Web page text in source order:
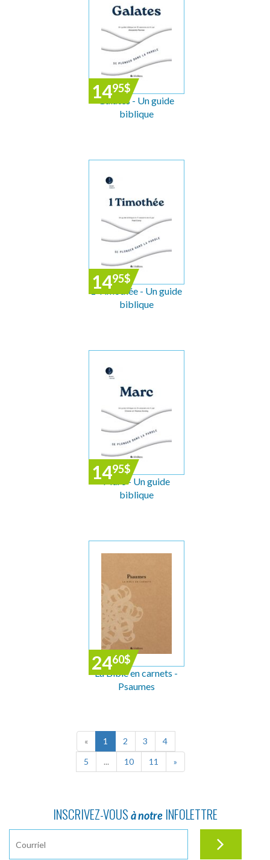
1495$
Galates - Un guide
biblique
1495$
1 Timothée - Un guide
biblique
1495$
Marc - Un guide
biblique
2460$
La Bible en carnets -
Psaumes
« 1 2 3
4
5
... 10 11 »
INSCRIVEZ-VOUS à notreINFOLETTRE